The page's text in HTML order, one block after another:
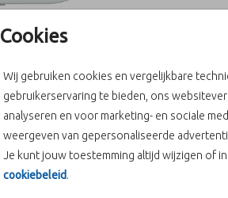
Cookies
Wij gebruiken cookies en vergelijkbare
gebruikerservaring te bieden, ons
analyseren en voor marketing- en sociale
weergeven van gepersonaliseerde
Je kunt jouw toestemming altijd wijzigen of
cookiebeleid.